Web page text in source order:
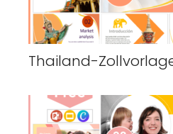
Thailand-